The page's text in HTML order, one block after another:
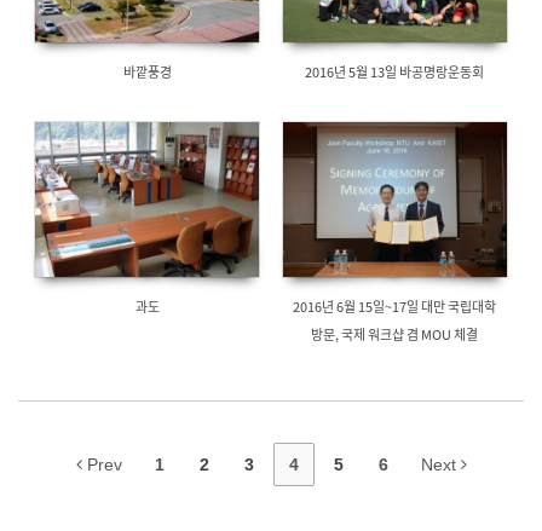
바깥풍경 2016년 5월 13일 바공명랑운동회
과도
2016년 6월 15일~17일 대만 국립대학
방문, 국제 워크샵 겸 MOU 체결
Prev 1 2 3 4 5 6 Next